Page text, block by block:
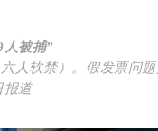
人被捕”
人软禁）。假发票问
报道